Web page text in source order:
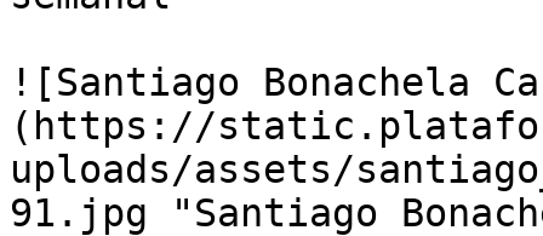
![Santiago Bonachela
(https://
uploads/assets/
91.jpg "Santiago